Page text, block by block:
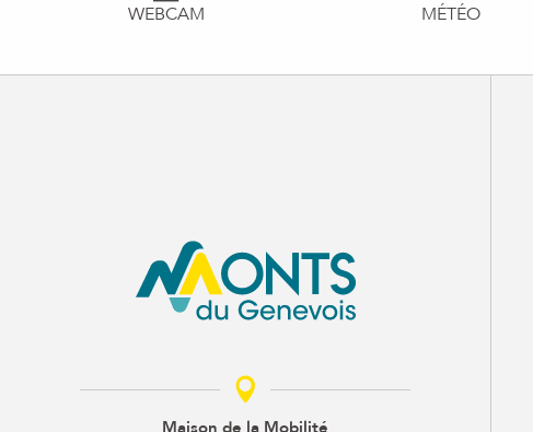
WEBCAM MÉTÉO
Maison de la Mobilité